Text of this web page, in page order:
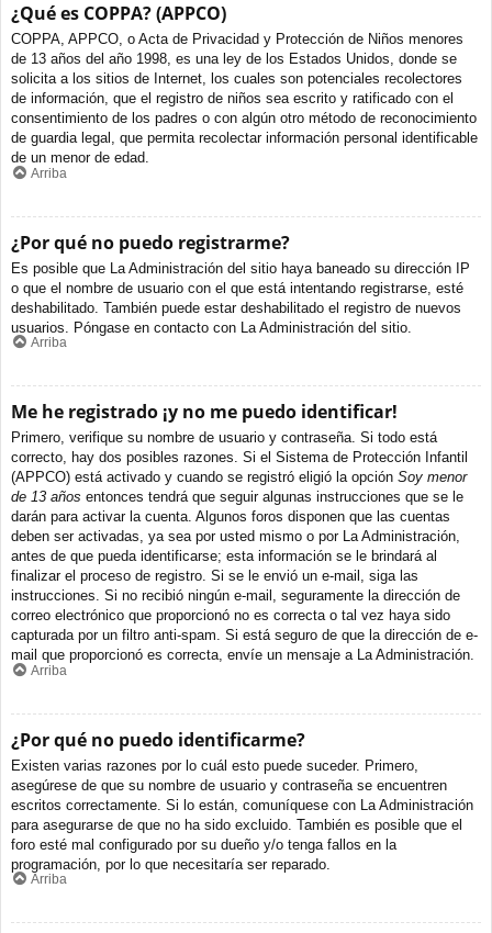
¿Qué es COPPA? (APPCO)
COPPA, APPCO, o Acta de Privacidad y Protección de Niños menores
de 13 años del año 1998, es una ley de los Estados Unidos, donde se
solicita a los sitios de Internet, los cuales son potenciales recolectores
de información, que el registro de niños sea escrito y ratificado con el
consentimiento de los padres o con algún otro método de reconocimiento
de guardia legal, que permita recolectar información personal identificable
de un menor de edad.
Arriba
¿Por qué no puedo registrarme?
Es posible que La Administración del sitio haya baneado su dirección IP
o que el nombre de usuario con el que está intentando registrarse, esté
deshabilitado. También puede estar deshabilitado el registro de nuevos
usuarios. Póngase en contacto con La Administración del sitio.
Arriba
Me he registrado ¡y no me puedo identificar!
Primero, verifique su nombre de usuario y contraseña. Si todo está
correcto, hay dos posibles razones. Si el Sistema de Protección Infantil
(APPCO) está activado y cuando se registró eligió la opción Soy menor
de 13 años entonces tendrá que seguir algunas instrucciones que se le
darán para activar la cuenta. Algunos foros disponen que las cuentas
deben ser activadas, ya sea por usted mismo o por La Administración,
antes de que pueda identificarse; esta información se le brindará al
finalizar el proceso de registro. Si se le envió un e-mail, siga las
instrucciones. Si no recibió ningún e-mail, seguramente la dirección de
correo electrónico que proporcionó no es correcta o tal vez haya sido
capturada por un filtro anti-spam. Si está seguro de que la dirección de e-
mail que proporcionó es correcta, envíe un mensaje a La Administración.
Arriba
¿Por qué no puedo identificarme?
Existen varias razones por lo cuál esto puede suceder. Primero,
asegúrese de que su nombre de usuario y contraseña se encuentren
escritos correctamente. Si lo están, comuníquese con La Administración
para asegurarse de que no ha sido excluido. También es posible que el
foro esté mal configurado por su dueño y/o tenga fallos en la
programación, por lo que necesitaría ser reparado.
Arriba